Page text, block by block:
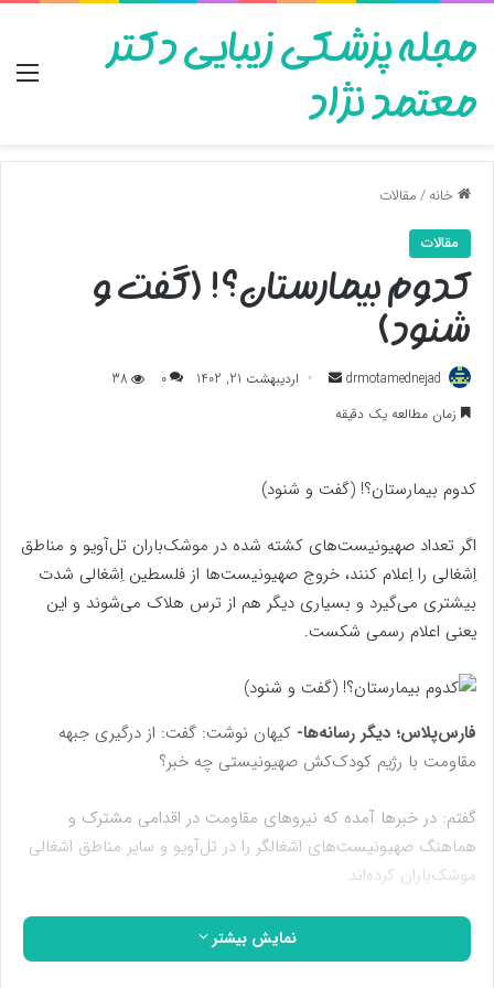
مجله پزشکی زیبایی دکتر
معتمد نژاد
خانه/مقالات
مقالات
کدوم بیمارستان؟! (گفت و
شنود)
drmotamednejad
ارسال اردیبهشت 21, 1402 0
38
زمان مطالعه یک دقیقه
کدوم بیمارستان؟! (گفت و شنود)
اگر تعداد صهیونیست‌های کشته شده در موشک‌باران تل‌آویو و مناطق
اِشغالی را اِعلام کنند، خروج صهیونیست‌ها از فلسطین ‌اِشغالی شدت
بیشتری می‌گیرد و بسیاری دیگر هم از ترس هلاک می‌شوند و این
یعنی اعلام رسمی شکست‌.
فارس‌پلاس؛ دیگر رسانه‌ها- کیهان نوشت: گفت: از درگیری جبهه
مقاومت با رژیم کودک‌‌کش صهیونیستی چه خبر؟
گفتم: در خبرها آمده که نیروهای مقاومت در اقدامی مشترک و
هماهنگ صهیونیست‌های ‌اشغالگر را در تل‌آویو و سایر مناطق ‌اشغالی
موشک‌باران کرده‌اند.
گفت: سخنگوی ارتش اسرائیل گفته است «‌تا زمان اعلام رسمی
آتش‌بس، ما به دفاع و حمله ادامه می‌دهیم‌»!
نمایش بیشتر